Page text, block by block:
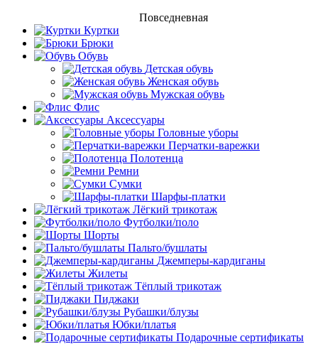
Повседневная
Куртки
Брюки
Обувь
Детская обувь
Женская обувь
Мужская обувь
Флис
Аксессуары
Головные уборы
Перчатки-варежки
Полотенца
Ремни
Сумки
Шарфы-платки
Лёгкий трикотаж
Футболки/поло
Шорты
Пальто/бушлаты
Джемперы-кардиганы
Жилеты
Тёплый трикотаж
Пиджаки
Рубашки/блузы
Юбки/платья
Подарочные сертификаты